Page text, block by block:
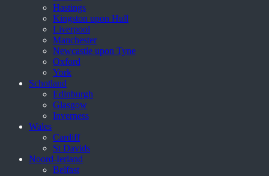
Hastings
Kingston upon Hull
Liverpool
Manchester
Newcastle upon Tyne
Oxford
York
Schotland
Edinburgh
Glasgow
Inverness
Wales
Cardiff
St Davids
Noord-Ierland
Belfast